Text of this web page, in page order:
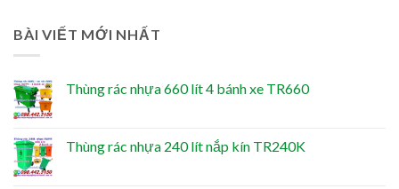
BÀI VIẾT MỚI NHẤT
Thùng rác nhựa 660 lít 4 bánh xe TR660
Thùng rác nhựa 240 lít nắp kín TR240K